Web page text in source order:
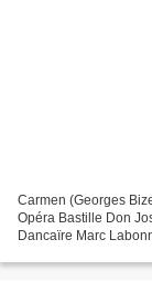
Carmen (Georges
Opéra Bastille Don
Dancaïre Marc